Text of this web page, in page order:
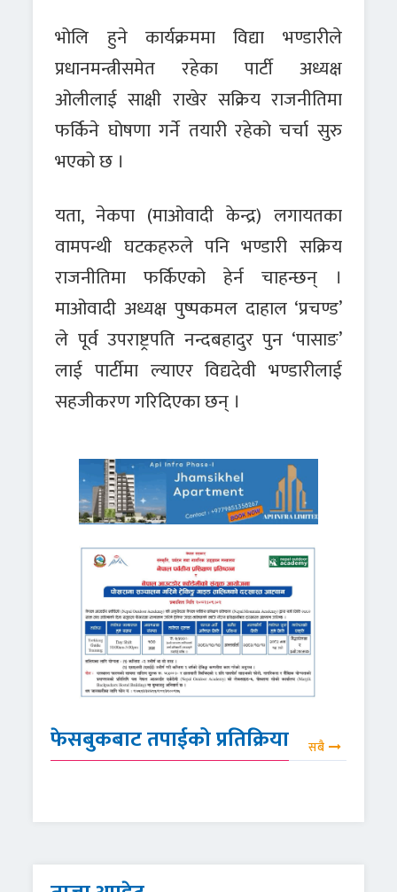
भोलि हुने कार्यक्रममा विद्या भण्डारीले
प्रधानमन्त्रीसमेत रहेका पार्टी अध्यक्ष
ओलीलाई साक्षी राखेर सक्रिय राजनीतिमा
फर्किने घोषणा गर्ने तयारी रहेको चर्चा सुरु
भएको छ ।
यता, नेकपा (माओवादी केन्द्र) लगायतका
वामपन्थी घटकहरुले पनि भण्डारी सक्रिय
राजनीतिमा फर्किएको हेर्न चाहन्छन् ।
माओवादी अध्यक्ष पुष्पकमल दाहाल ‘प्रचण्ड’
ले पूर्व उपराष्ट्रपति नन्दबहादुर पुन ‘पासाङ’
लाई पार्टीमा ल्याएर विद्यदेवी भण्डारीलाई
सहजीकरण गरिदिएका छन् ।
फेसबुकबाट तपाईको प्रतिक्रिया सबै